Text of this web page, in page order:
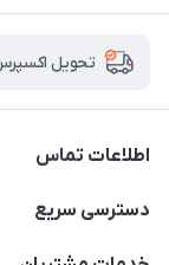
تحویل
اطلاعات تماس
09124780957
دسترسی سریع
حساب کاربری